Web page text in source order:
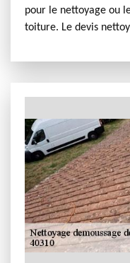
pour le nettoyage ou
toiture. Le devis